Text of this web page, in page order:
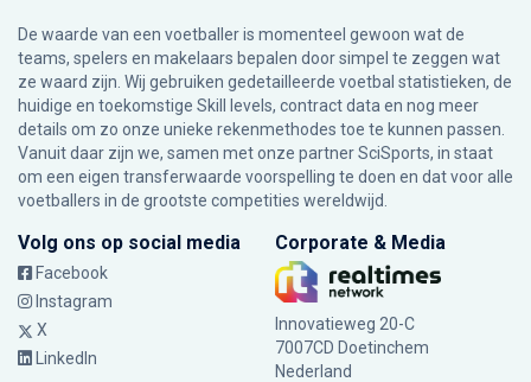
De waarde van een voetballer is momenteel gewoon wat de
teams, spelers en makelaars bepalen door simpel te zeggen wat
ze waard zijn. Wij gebruiken gedetailleerde voetbal statistieken, de
huidige en toekomstige Skill levels, contract data en nog meer
details om zo onze unieke rekenmethodes toe te kunnen passen.
Vanuit daar zijn we, samen met onze partner SciSports, in staat
om een eigen transferwaarde voorspelling te doen en dat voor alle
voetballers in de grootste competities wereldwijd.
Volg ons op social media
Facebook
Instagram
X
LinkedIn
Corporate & Media
Innovatieweg 20-C
7007CD Doetinchem
Nederland